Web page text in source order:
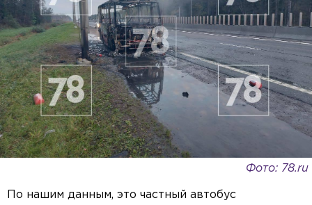
Фото: 78.ru
По нашим данным, это частный автобус